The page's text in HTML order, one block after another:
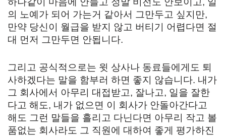
의 노예가 되어 가는거 같아서 그만두고 싶지만,
만약 당신이 월급을 받지 않고 버티기 어렵다면 절
대 먼저 그만두면 안됩니다.
그리고 공식적으로는 윗 상사나 동료들에게도 퇴
사하겠다는 말을 함부러 하면 좋지 않습니다. 내가
그 회사에서 아무리 대접받고, 잘나고, 일을 잘한
다고 해도, 내가 없으면 이 회사가 안돌아간다고
해도 그런 말들을 흘리고 다닌다면 아무리 작고 볼
품없는 회사라도 그 직원에 대하여 좋게 평가하진